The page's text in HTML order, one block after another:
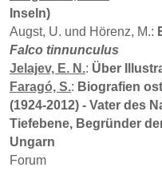
Inseln)
Augst, U. und Hörenz, M.:
Falco tinnunculus
Jelajev, E. N.: Über
Faragó, S.: Biografien
(1924-2012) - Vater des
Tiefebene, Begründer
Ungarn
Forum